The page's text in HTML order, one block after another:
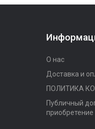
О нас
Доставка и
ПОЛИТИКА
Публичный